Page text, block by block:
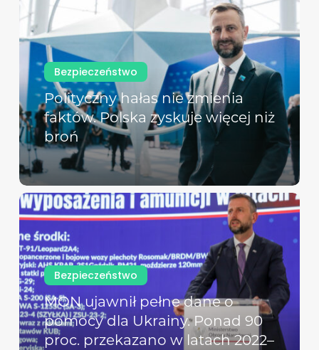
Bezpieczeństwo
Polityczny hałas nie zmienia
faktów. Polska zyskuje więcej niż
broń
Bezpieczeństwo
MON ujawnił pełne dane o
pomocy dla Ukrainy. Ponad 90
proc. przekazano w latach 2022–